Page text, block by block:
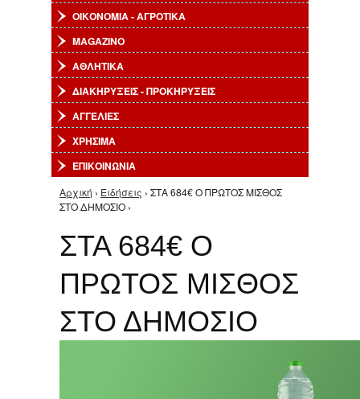
ΟΙΚΟΝΟΜΙΑ - ΑΓΡΟΤΙΚΑ
MAGAZINO
ΑΘΛΗΤΙΚΑ
ΔΙΑΚΗΡΥΞΕΙΣ - ΠΡΟΚΗΡΥΞΕΙΣ
ΑΓΓΕΛΙΕΣ
ΧΡΗΣΙΜΑ
ΕΠΙΚΟΙΝΩΝΙΑ
Είστε εδώ
Αρχική › Ειδήσεις › ΣΤΑ 684€ Ο ΠΡΩΤΟΣ ΜΙΣΘΟΣ
ΣΤΟ ΔΗΜΟΣΙΟ ›
ΣΤΑ 684€ Ο
ΠΡΩΤΟΣ ΜΙΣΘΟΣ
ΣΤΟ ΔΗΜΟΣΙΟ